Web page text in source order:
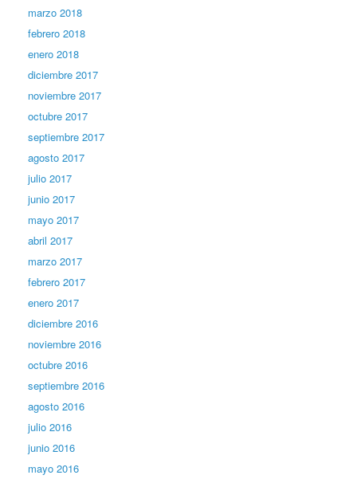
marzo 2018
febrero 2018
enero 2018
diciembre 2017
noviembre 2017
octubre 2017
septiembre 2017
agosto 2017
julio 2017
junio 2017
mayo 2017
abril 2017
marzo 2017
febrero 2017
enero 2017
diciembre 2016
noviembre 2016
octubre 2016
septiembre 2016
agosto 2016
julio 2016
junio 2016
mayo 2016